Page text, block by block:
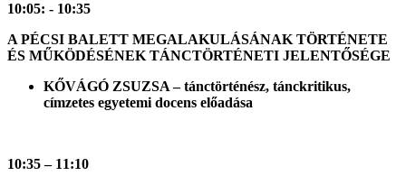
10:05: - 10:35
A PÉCSI BALETT MEGALAKULÁSÁNAK TÖRTÉNETE
ÉS MŰKÖDÉSÉNEK TÁNCTÖRTÉNETI JELENTŐSÉGE
KŐVÁGÓ ZSUZSA – tánctörténész, tánckritikus,
címzetes egyetemi docens előadása
10:35 – 11:10